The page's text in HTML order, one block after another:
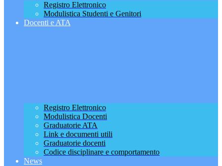
Registro Elettronico
Modulistica Studenti e Genitori
Docenti e ATA
Registro Elettronico
Modulistica Docenti
Graduatorie ATA
Link e documenti utili
Graduatorie docenti
Codice disciplinare e comportamento
News